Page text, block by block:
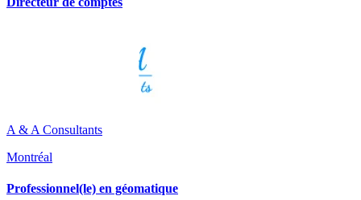
A & A Consultants
Montréal
Professionnel(le) en géomatique